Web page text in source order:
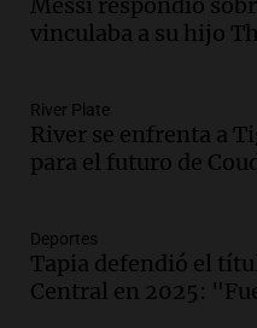
Panorama Federal
Episodios
mujer pierde la
circunvalación
Panorama Federal
como
fallecimiento de
Panorama Federal
Messi respondió
vinculaba a su hijo
River Plate
River se enfrenta a
para el futuro de
Deportes
Tapia defendió el
Central en 2025: